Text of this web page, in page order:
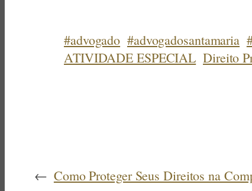
#advogado #advogadosantamaria
ATIVIDADE ESPECIAL Direito
← Como Proteger Seus Direitos na